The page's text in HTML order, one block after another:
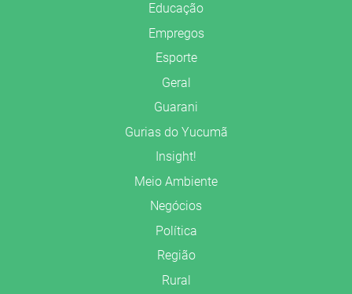
Educação
Empregos
Esporte
Geral
Guarani
Gurias do Yucumã
Insight!
Meio Ambiente
Negócios
Política
Região
Rural